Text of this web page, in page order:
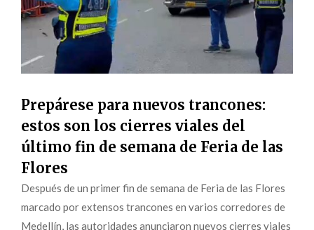
Prepárese para nuevos trancones:
estos son los cierres viales del
último fin de semana de Feria de las
Flores
Después de un primer fin de semana de Feria de las Flores
marcado por extensos trancones en varios corredores de
Medellín, las autoridades anunciaron nuevos cierres viales